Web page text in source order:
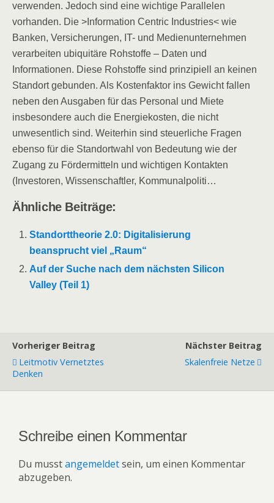
verwenden. Jedoch sind eine wichtige Parallelen
vorhanden. Die >Information Centric Industries< wie
Banken, Versicherungen, IT- und Medienunternehmen
verarbeiten ubiquitäre Rohstoffe – Daten und
Informationen. Diese Rohstoffe sind prinzipiell an keinen
Standort gebunden. Als Kostenfaktor ins Gewicht fallen
neben den Ausgaben für das Personal und Miete
insbesondere auch die Energiekosten, die nicht
unwesentlich sind. Weiterhin sind steuerliche Fragen
ebenso für die Standortwahl von Bedeutung wie der
Zugang zu Fördermitteln und wichtigen Kontakten
(Investoren, Wissenschaftler, Kommunalpoliti…
Ähnliche Beiträge:
Standorttheorie 2.0: Digitalisierung
beansprucht viel „Raum“
Auf der Suche nach dem nächsten Silicon
Valley (Teil 1)
Vorheriger Beitrag
Leitmotiv Vernetztes
Denken
Nächster Beitrag
Skalenfreie Netze
Schreibe einen Kommentar
Du musstangemeldetsein, um einen Kommentar
abzugeben.